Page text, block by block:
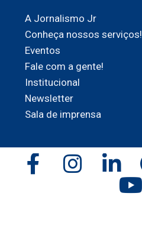
A Jornalismo Jr
Conheça nossos serviços!
Eventos
Fale com a gente!
Institucional
Newsletter
Sala de imprensa